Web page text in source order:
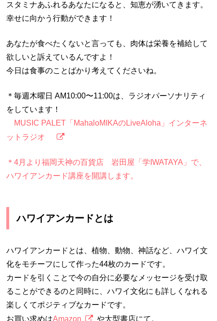
スタミナあふれるあなたになると、知恵が湧いてきます。
幸せに向かう行動ができます！
あなたが食べたくないと言っても、肉体は栄養を補給して
欲しいと訴えているんですよ！
今日は食事のことばかり考えてくださいね。
＊毎週木曜日 AM10:00〜11:00は、ラジオパーソナリティ
をしています！
MUSIC PALET「MahaloMIKAのLiveAloha」インターネ
ットラジオ
＊4月より福岡天神の百貨店 岩田屋「学IWATAYA」で、
ハワイアンカード講座を開講します。
ハワイアンカードとは
ハワイアンカードとは、植物、動物、神話など、ハワイ文
化をモチーフにして作った44枚のカードです。
カードを引くことで今の自分に必要なメッセージを受け取
ることができるのと同時に、ハワイ文化にも詳しくなれる
楽しくてポジティブなカードです。
お買い求めはAmazon や大型書店にて。